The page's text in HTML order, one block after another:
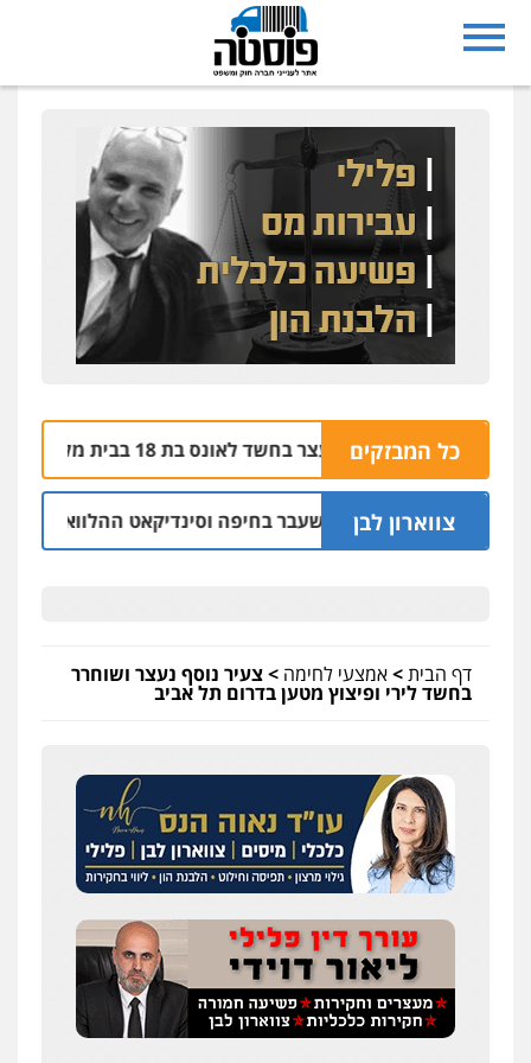
כל המבזקיםבת ים: בן 51 נעצר בחשד לאונס בת 18 בבית מלון 06.08 | 21:59
צווארון לבן
יו"ר ש"ס לשעבר בחיפה וסינדיקאט ההלוואות של משפחת
דף הבית>אמצעי לחימה >צעיר נוסף נעצר ושוחרר
בחשד לירי ופיצוץ מטען בדרום תל אביב